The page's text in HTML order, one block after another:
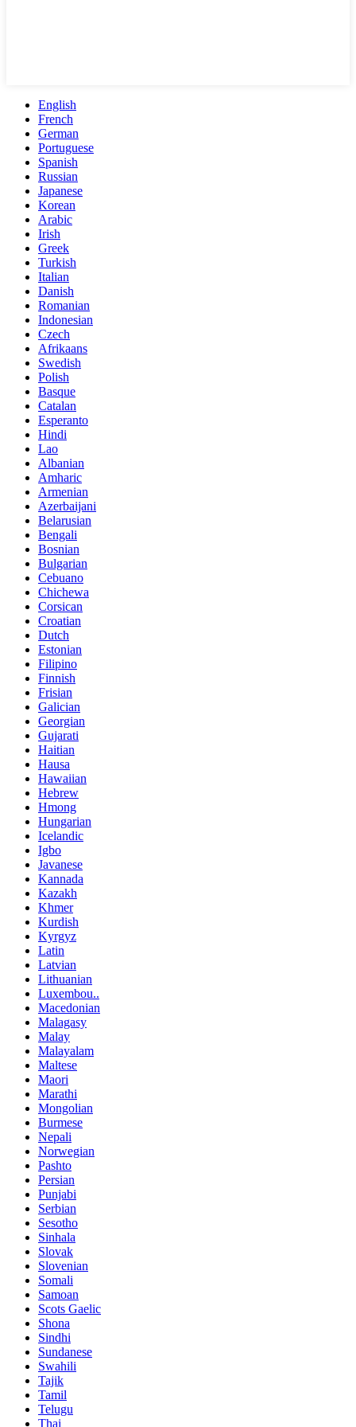
English
French
German
Portuguese
Spanish
Russian
Japanese
Korean
Arabic
Irish
Greek
Turkish
Italian
Danish
Romanian
Indonesian
Czech
Afrikaans
Swedish
Polish
Basque
Catalan
Esperanto
Hindi
Lao
Albanian
Amharic
Armenian
Azerbaijani
Belarusian
Bengali
Bosnian
Bulgarian
Cebuano
Chichewa
Corsican
Croatian
Dutch
Estonian
Filipino
Finnish
Frisian
Galician
Georgian
Gujarati
Haitian
Hausa
Hawaiian
Hebrew
Hmong
Hungarian
Icelandic
Igbo
Javanese
Kannada
Kazakh
Khmer
Kurdish
Kyrgyz
Latin
Latvian
Lithuanian
Luxembou..
Macedonian
Malagasy
Malay
Malayalam
Maltese
Maori
Marathi
Mongolian
Burmese
Nepali
Norwegian
Pashto
Persian
Punjabi
Serbian
Sesotho
Sinhala
Slovak
Slovenian
Somali
Samoan
Scots Gaelic
Shona
Sindhi
Sundanese
Swahili
Tajik
Tamil
Telugu
Thai